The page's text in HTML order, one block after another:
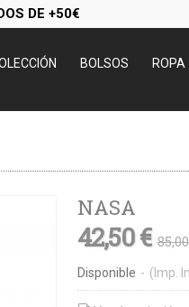
DE +50€
BOLSOS ROPA
NASA
42,50 €
Disponible - (Imp.